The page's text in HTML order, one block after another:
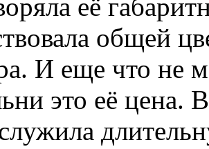
её
общей
И еще что не
это её